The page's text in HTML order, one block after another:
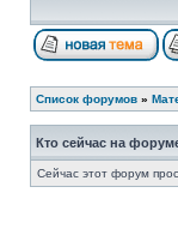
Список форумов »
Кто сейчас на
Сейчас этот форум